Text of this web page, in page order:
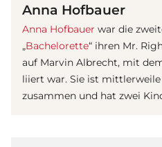
Anna Hofbauer
Anna Hofbauer war die
„Bachelorette“ ihren Mr.
auf Marvin Albrecht, mit
liiert war. Sie ist
zusammen und hat zwei